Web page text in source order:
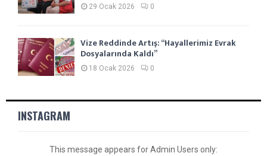
29 Ocak 2026 0
Vize Reddinde Artış: “Hayallerimiz Evrak
Dosyalarında Kaldı”
18 Ocak 2026 0
INSTAGRAM
This message appears for Admin Users only: